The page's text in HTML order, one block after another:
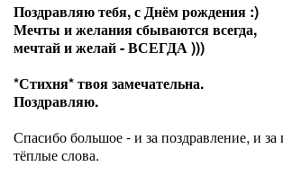
Поздравляю тебя, с Днём рождения :)
Мечты и желания сбываются всегда,
мечтай и желай - ВСЕГДА )))
*Стихня* твоя замечательна.
Поздравляю.
Спасибо большое - и за поздравление, и
тёплые слова.